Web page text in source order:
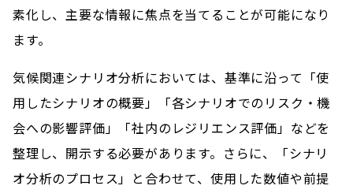
素化し、主要な情報に焦点を当てることが可能になり
ます。
気候関連シナリオ分析においては、基準に沿って「使
用したシナリオの概要」「各シナリオでのリスク・機
会への影響評価」「社内のレジリエンス評価」などを
整理し、開示する必要があります。さらに、「シナリ
オ分析のプロセス」と合わせて、使用した数値や前提